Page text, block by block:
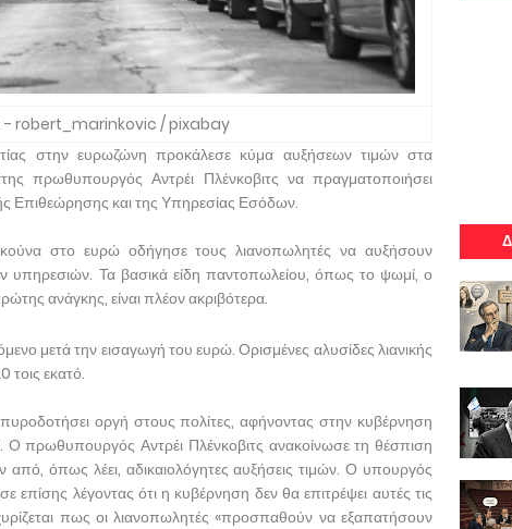
- robert_marinkovic / pixabay
στην ευρωζώνη προκάλεσε κύμα αυξήσεων τιμών στα
πρωθυπουργός Αντρέι Πλένκοβιτς να πραγματοποιήσει
Επιθεώρησης και της Υπηρεσίας Εσόδων.
στο ευρώ οδήγησε τους λιανοπωλητές να αυξήσουν
υπηρεσιών. Τα βασικά είδη παντοπωλείου, όπως το ψωμί, ο
ανάγκης, είναι πλέον ακριβότερα.
μετά την εισαγωγή του ευρώ. Ορισμένες αλυσίδες λιανικής
τοις εκατό.
οργή στους πολίτες, αφήνοντας στην κυβέρνηση
Ο πρωθυπουργός Αντρέι Πλένκοβιτς ανακοίνωσε τη θέσπιση
όπως λέει, αδικαιολόγητες αυξήσεις τιμών. Ο υπουργός
επίσης λέγοντας ότι η κυβέρνηση δεν θα επιτρέψει αυτές τις
πως οι λιανοπωλητές «προσπαθούν να εξαπατήσουν